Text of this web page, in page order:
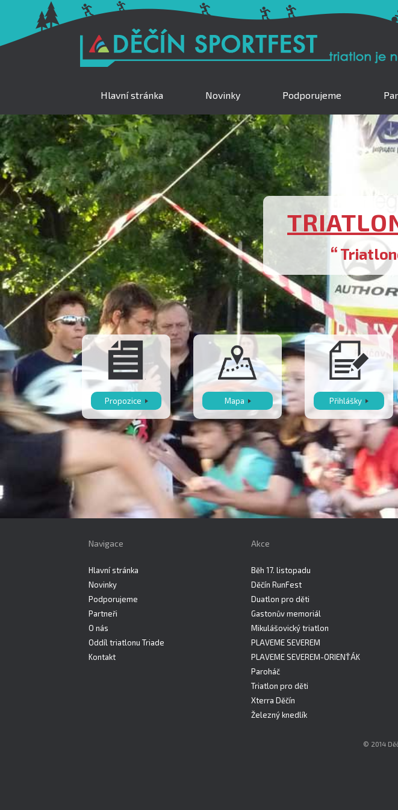
Hlavní stránka Novinky Podporujeme
Propozice Mapa Přihlášky
Navigace
Hlavní stránka
Novinky
Podporujeme
Partneři
O nás
Oddíl triatlonu Triade
Kontakt
Akce
Běh 17. listopadu
Děčín RunFest
Duatlon pro děti
Gastonův memoriál
Mikulášovický triatlon
PLAVEME SEVEREM
PLAVEME SEVEREM-ORIENŤÁK
Paroháč
Triatlon pro děti
Xterra Děčín
Železný knedlík
© 2014